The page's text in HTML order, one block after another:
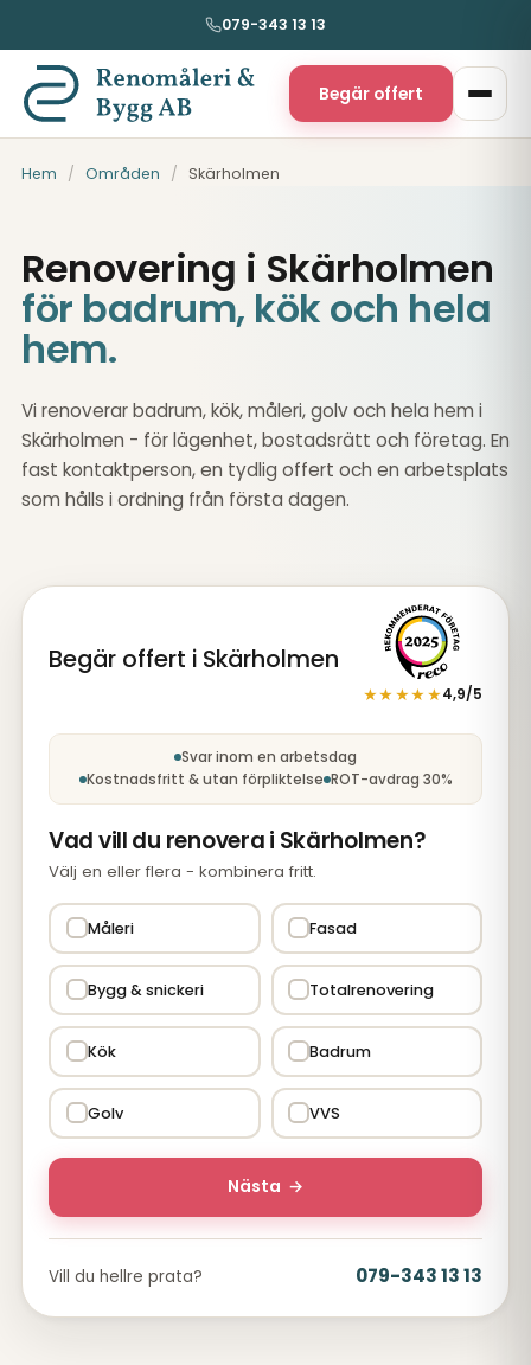
079-343 13 13
Begär offert
Hem / Områden / Skärholmen
Renovering i Skärholmen
för badrum, kök och hela
hem.
Vi renoverar badrum, kök, måleri, golv och hela hem i
Skärholmen - för lägenhet, bostadsrätt och företag. En
fast kontaktperson, en tydlig offert och en arbetsplats
som hålls i ordning från första dagen.
Begär offert i Skärholmen
★★★★★4,9/5
Steg 1 av 5: TjänstSvar inom en arbetsdag
Kostnadsfritt & utan förpliktelse ROT-avdrag 30%
Vad vill du renovera i Skärholmen?
Välj en eller flera - kombinera fritt.
Måleri Fasad
Bygg & snickeri Totalrenovering
Kök Badrum
Golv VVS
Nästa →
Vill du hellre prata? 079-343 13 13